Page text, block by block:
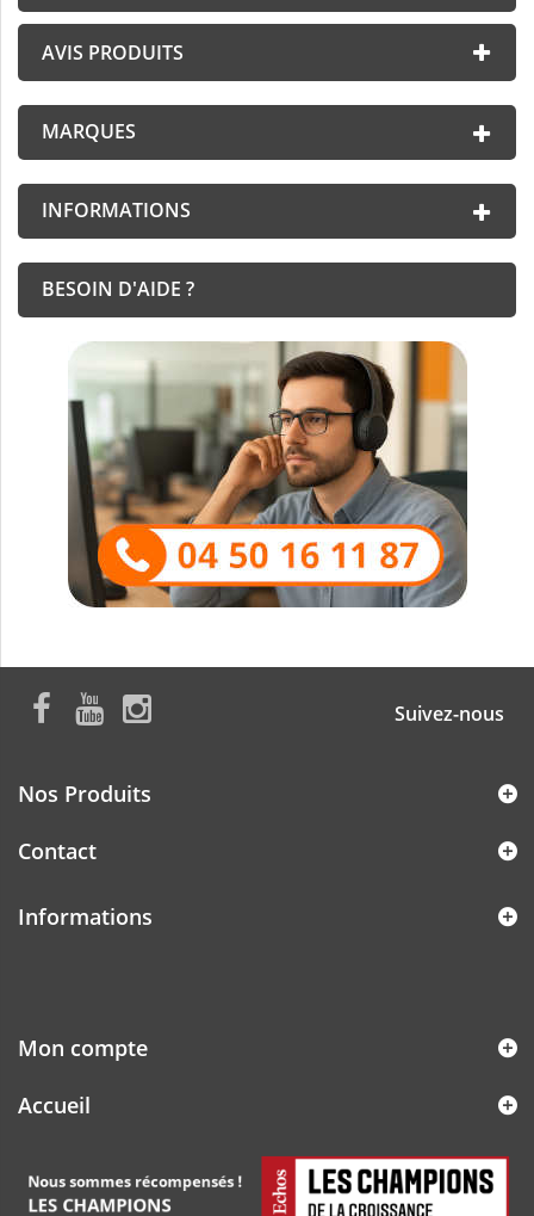
AVIS PRODUITS
MARQUES
INFORMATIONS
BESOIN D'AIDE ?
Suivez-nous
Nos Produits
Contact
Informations
Mon compte
Accueil